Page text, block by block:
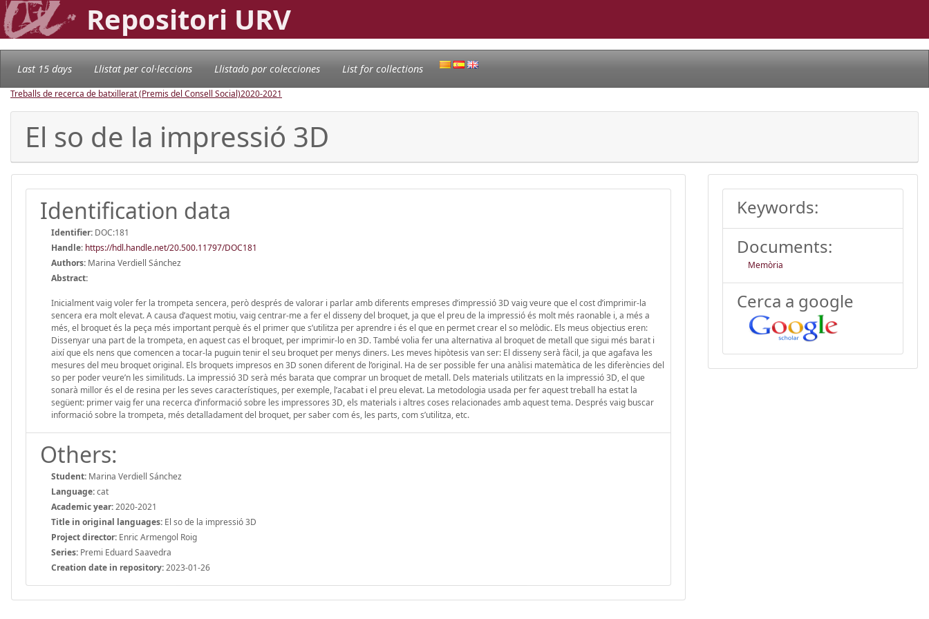
Repositori URV
Last 15 days Llistat per col·leccions Llistado por colecciones List for collections
Treballs de recerca de batxillerat (Premis del Consell Social)2020-2021
El so de la impressió 3D
Identification data
Identifier: DOC:181
Handle: https://hdl.handle.net/20.500.11797/DOC181
Authors: Marina Verdiell Sánchez
Abstract:
Inicialment vaig voler fer la trompeta sencera, però després de valorar i parlar amb diferents empreses d’impressió 3D vaig veure que el cost d’imprimir-la
sencera era molt elevat. A causa d’aquest motiu, vaig centrar-me a fer el disseny del broquet, ja que el preu de la impressió és molt més raonable i, a més a
més, el broquet és la peça més important perquè és el primer que s’utilitza per aprendre i és el que en permet crear el so melòdic. Els meus objectius eren:
Dissenyar una part de la trompeta, en aquest cas el broquet, per imprimir-lo en 3D. També volia fer una alternativa al broquet de metall que sigui més barat i
així que els nens que comencen a tocar-la puguin tenir el seu broquet per menys diners. Les meves hipòtesis van ser: El disseny serà fàcil, ja que agafava les
mesures del meu broquet original. Els broquets impresos en 3D sonen diferent de l’original. Ha de ser possible fer una anàlisi matemàtica de les diferències del
so per poder veure’n les similituds. La impressió 3D serà més barata que comprar un broquet de metall. Dels materials utilitzats en la impressió 3D, el que
sonarà millor és el de resina per les seves característiques, per exemple, l’acabat i el preu elevat. La metodologia usada per fer aquest treball ha estat la
següent: primer vaig fer una recerca d’informació sobre les impressores 3D, els materials i altres coses relacionades amb aquest tema. Després vaig buscar
informació sobre la trompeta, més detalladament del broquet, per saber com és, les parts, com s’utilitza, etc.
Others:
Student: Marina Verdiell Sánchez
Language:cat
Academic year:2020-2021
Title in original languages: El so de la impressió 3D
Project director: Enric Armengol Roig
Series: Premi Eduard Saavedra
Creation date in repository:2023-01-26
Keywords:
Documents:
Memòria
Cerca a google